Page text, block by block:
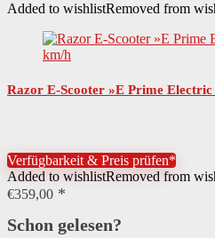
Added to wishlistRemoved from
Razor E-Scooter »E Prime
Verfügbarkeit & Preis prüfen*
Added to wishlistRemoved from
€359,00
Schon gelesen?